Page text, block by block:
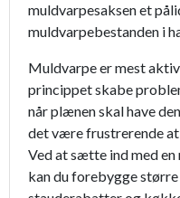
muldvarpesaksen et
muldvarpebestanden i
Muldvarpe er mest
princippet skabe
når plænen skal have
det være frustrerende at
Ved at sætte ind med
kan du forebygge